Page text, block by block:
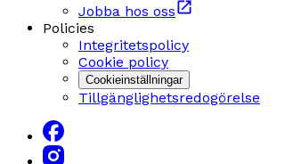
Jobba hos oss
Policies
Integritetspolicy
Cookie policy
Cookieinställningar
Tillgänglighetsredogörelse